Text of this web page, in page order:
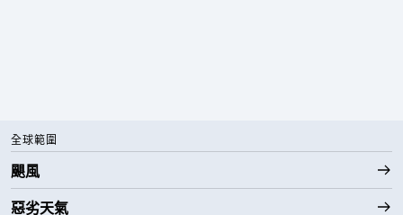
全球範圍
颶風
惡劣天氣